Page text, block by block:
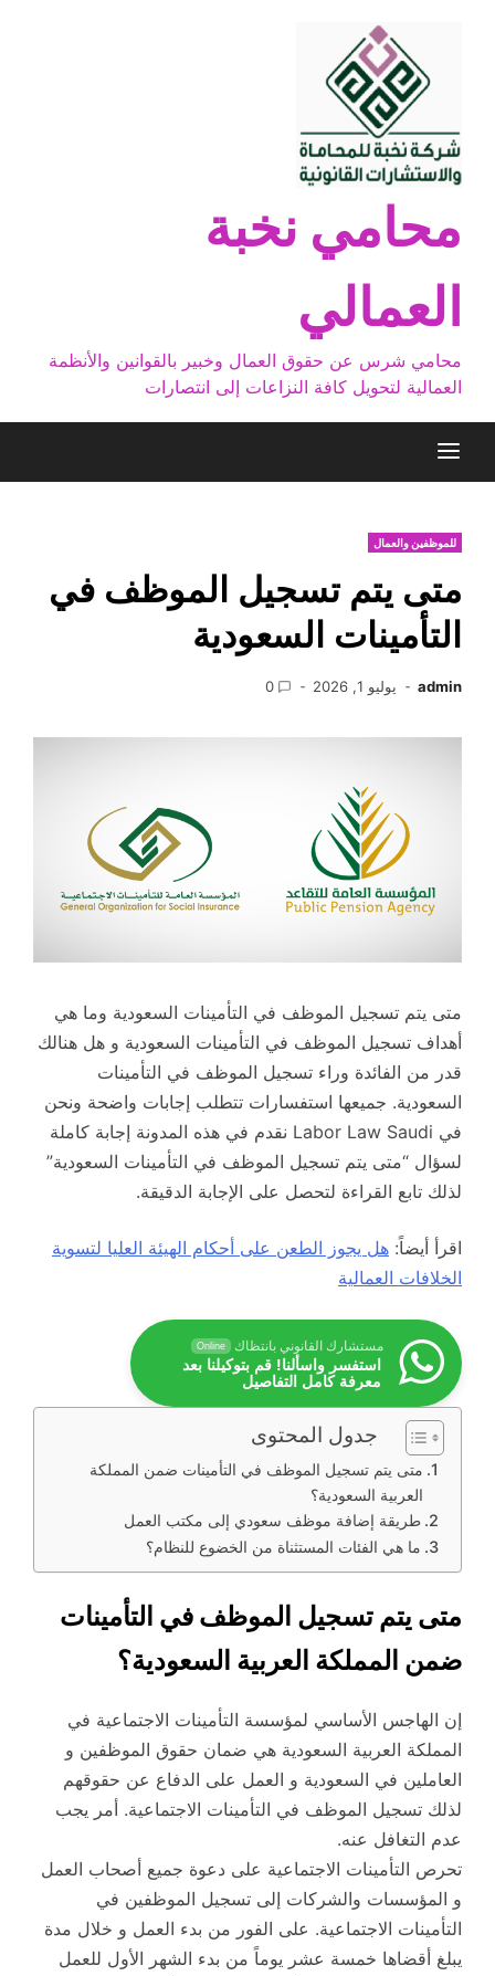
محامي نخبة
العمالي
محامي شرس عن حقوق العمال وخبير بالقوانين والأنظمة
العمالية لتحويل كافة النزاعات إلى انتصارات
للموظفين والعمال
متى يتم تسجيل الموظف في
التأمينات السعودية
admin يوليو 1, 2026 0
متى يتم تسجيل الموظف في التأمينات السعودية وما هي
أهداف تسجيل الموظف في التأمينات السعودية و هل هنالك
قدر من الفائدة وراء تسجيل الموظف في التأمينات
السعودية. جميعها استفسارات تتطلب إجابات واضحة ونحن
في Labor Law Saudi نقدم في هذه المدونة إجابة كاملة
لسؤال “متى يتم تسجيل الموظف في التأمينات السعودية”
لذلك تابع القراءة لتحصل على الإجابة الدقيقة.
اقرأ أيضاً: هل يجوز الطعن على أحكام الهيئة العليا لتسوية
الخلافات العمالية
مستشارك القانوني بانتظاك Online
استفسر واسألنا! قم بتوكيلنا بعد
معرفة كامل التفاصيل
جدول المحتوى
متى يتم تسجيل الموظف في التأمينات ضمن المملكة
العربية السعودية؟
طريقة إضافة موظف سعودي إلى مكتب العمل
ما هي الفئات المستثناة من الخضوع للنظام؟
متى يتم تسجيل الموظف في التأمينات
ضمن المملكة العربية السعودية؟
إن الهاجس الأساسي لمؤسسة التأمينات الاجتماعية في
المملكة العربية السعودية هي ضمان حقوق الموظفين و
العاملين في السعودية و العمل على الدفاع عن حقوقهم
لذلك تسجيل الموظف في التأمينات الاجتماعية. أمر يجب
عدم التغافل عنه.
تحرص التأمينات الاجتماعية على دعوة جميع أصحاب العمل
و المؤسسات والشركات إلى تسجيل الموظفين في
التأمينات الاجتماعية. على الفور من بدء العمل و خلال مدة
يبلغ أقضاها خمسة عشر يوماً من بدء الشهر الأول للعمل